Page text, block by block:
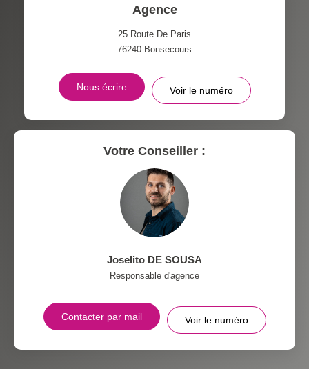
Agence
25 Route De Paris
76240 Bonsecours
Nous écrire Voir le numéro
Votre Conseiller :
Joselito DE SOUSA
Responsable d'agence
Contacter par mail Voir le numéro